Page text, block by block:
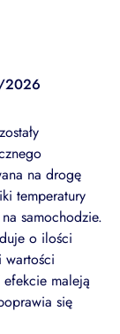
2026
na drogę
temperatury
samochodzie.
o ilości
maleją
się